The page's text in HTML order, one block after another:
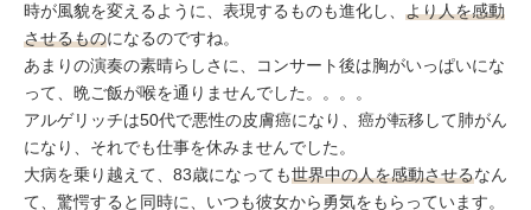
時が風貌を変えるように、表現するものも進化し、 より人を感動
させるものになるのですね。
あまりの演奏の素晴らしさに、コンサート後は胸がいっぱいにな
って、晩ご飯が喉を通りませんでした。。。。
アルゲリッチは50代で悪性の皮膚癌になり、癌が転移して肺がん
になり、それでも仕事を休みませんでした。
大病を乗り越えて、83歳になっても世界中の人を感動させるなん
て、驚愕すると同時に、いつも彼女から勇気をもらっています。